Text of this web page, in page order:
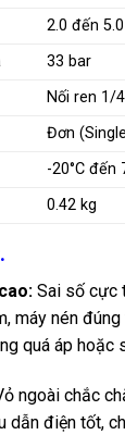
2.0 đến
33 bar
Nối ren 1/
Đơn
-20°C đến
0.42 kg
Sai số cực
máy nén
quá áp hoặc
ngoài chắc
dẫn điện tốt,